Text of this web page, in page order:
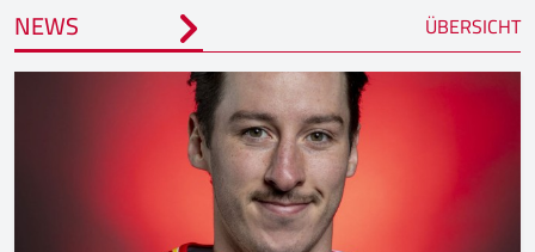
NEWS ÜBERSICHT